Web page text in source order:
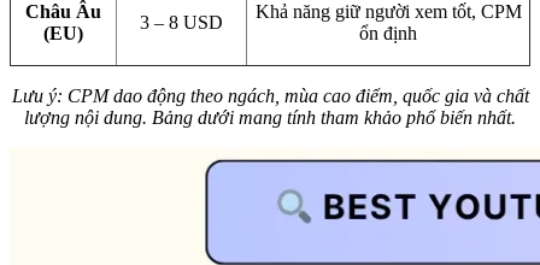
Châu Âu
(EU)
3 – 8 USD
Khả năng giữ người xem tốt, CPM
ổn định
Lưu ý: CPM dao động theo ngách, mùa cao điểm, quốc gia và chất
lượng nội dung. Bảng dưới mang tính tham khảo phổ biến nhất.